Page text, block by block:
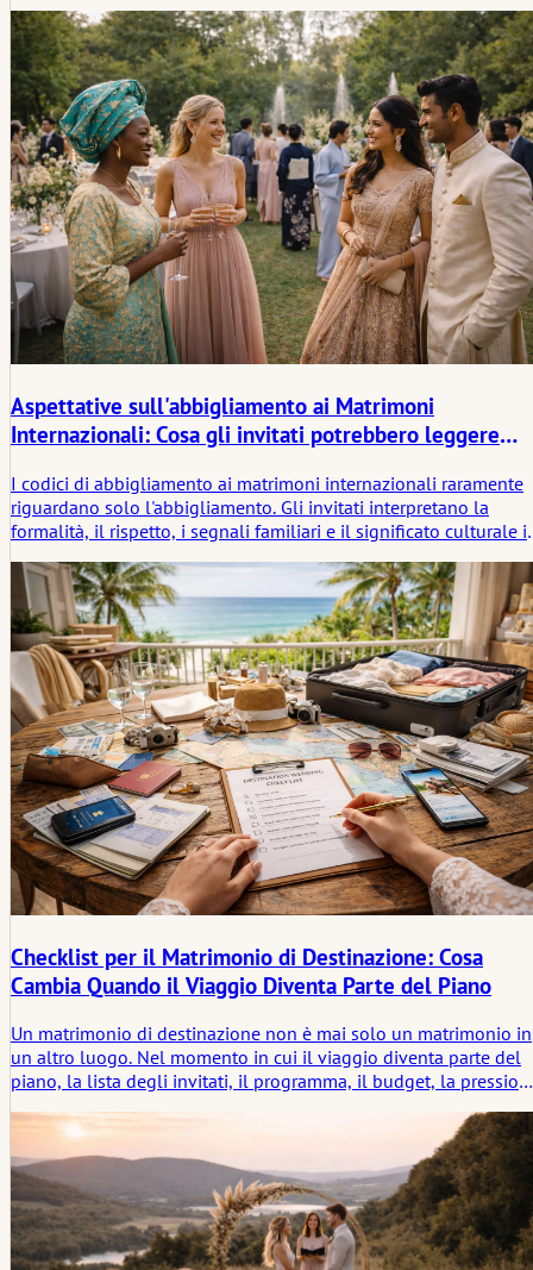
Aspettative sull'abbigliamento ai Matrimoni
Internazionali: Cosa gli invitati potrebbero leggere
I codici di abbigliamento ai matrimoni internazionali raramente
riguardano solo l'abbigliamento. Gli invitati interpretano la
formalità, il rispetto, i segnali familiari e il significato culturale
viene inteso nei diversi contesti e perché ciò che sembra ovvio a
un invitato può risultare poco chiaro a un altro.
Checklist per il Matrimonio di Destinazione: Cosa
Cambia Quando il Viaggio Diventa Parte del Piano
Un matrimonio di destinazione non è mai solo un matrimonio in
un altro luogo. Nel momento in cui il viaggio diventa parte del
piano, la lista degli invitati, il programma, il budget, la
cambiare. Questo articolo esamina ciò che una checklist per un
matrimonio di destinazione deve davvero coprire e perché il
viaggio trasforma un matrimonio in una storia vissuta molto
prima che la cerimonia abbia inizio.